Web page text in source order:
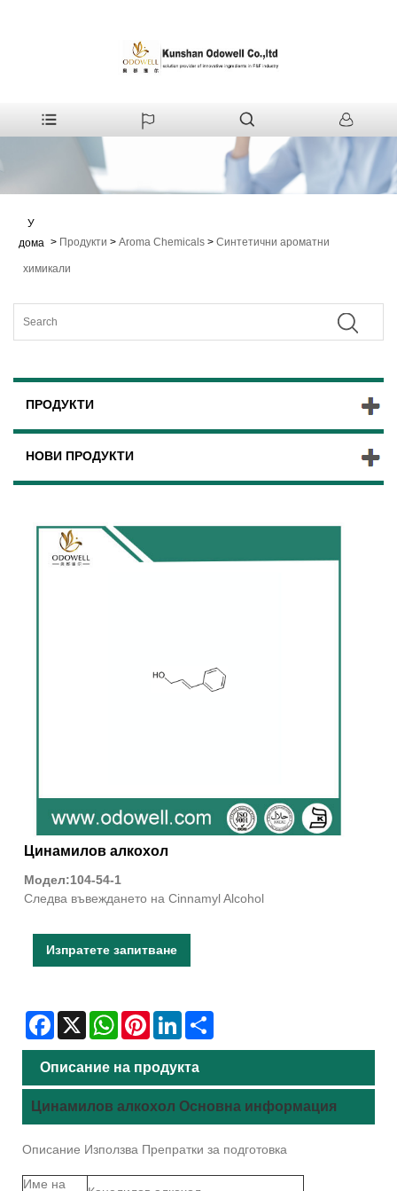
У
дома > Продукти > Aroma Chemicals > Синтетични ароматни
химикали
ПРОДУКТИ
НОВИ ПРОДУКТИ
Цинамилов алкохол
Модел:104-54-1
Следва въвеждането на Cinnamyl Alcohol
Изпратете запитване
Facebook
X WhatsAppPinterestLinkedIn
Описание на продукта
Цинамилов алкохол Основна информация
Описание Използва Препратки за подготовка
Име на